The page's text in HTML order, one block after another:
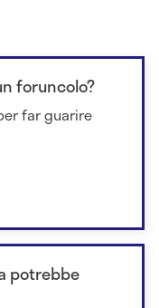
foruncolo?
far guarire
potrebbe